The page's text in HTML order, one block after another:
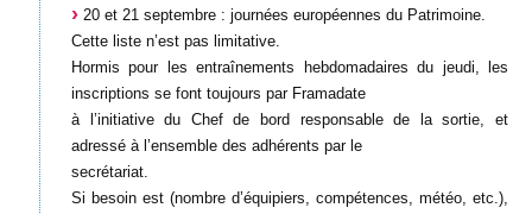
20 et 21 septembre : journées européennes du Patrimoine.
Cette liste n’est pas limitative.
Hormis pour les entraînements hebdomadaires du jeudi, les
inscriptions se font toujours par Framadate
à l’initiative du Chef de bord responsable de la sortie, et
adressé à l’ensemble des adhérents par le
secrétariat.
Si besoin est (nombre d’équipiers, compétences, météo, etc.),